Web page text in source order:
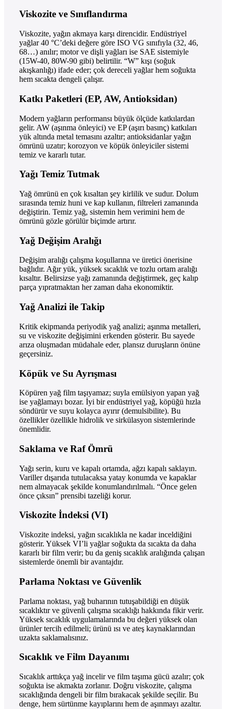
Viskozite ve Sınıflandırma
Viskozite, yağın akmaya karşı direncidir. Endüstriyel
yağlar 40 °C’deki değere göre ISO VG sınıfıyla (32, 46,
68…) anılır; motor ve dişli yağları ise SAE sistemiyle
(15W-40, 80W-90 gibi) belirtilir. “W” kışı (soğuk
akışkanlığı) ifade eder; çok dereceli yağlar hem soğukta
hem sıcakta dengeli çalışır.
Katkı Paketleri (EP, AW, Antioksidan)
Modern yağların performansı büyük ölçüde katkılardan
gelir. AW (aşınma önleyici) ve EP (aşırı basınç) katkıları
yük altında metal temasını azaltır; antioksidanlar yağın
ömrünü uzatır; korozyon ve köpük önleyiciler sistemi
temiz ve kararlı tutar.
Yağı Temiz Tutmak
Yağ ömrünü en çok kısaltan şey kirlilik ve sudur. Dolum
sırasında temiz huni ve kap kullanın, filtreleri zamanında
değiştirin. Temiz yağ, sistemin hem verimini hem de
ömrünü gözle görülür biçimde artırır.
Yağ Değişim Aralığı
Değişim aralığı çalışma koşullarına ve üretici önerisine
bağlıdır. Ağır yük, yüksek sıcaklık ve tozlu ortam aralığı
kısaltır. Belirsizse yağı zamanında değiştirmek, geç kalıp
parça yıpratmaktan her zaman daha ekonomiktir.
Yağ Analizi ile Takip
Kritik ekipmanda periyodik yağ analizi; aşınma metalleri,
su ve viskozite değişimini erkenden gösterir. Bu sayede
arıza oluşmadan müdahale eder, plansız duruşların önüne
geçersiniz.
Köpük ve Su Ayrışması
Köpüren yağ film taşıyamaz; suyla emülsiyon yapan yağ
ise yağlamayı bozar. İyi bir endüstriyel yağ, köpüğü hızla
söndürür ve suyu kolayca ayırır (demulsibilite). Bu
özellikler özellikle hidrolik ve sirkülasyon sistemlerinde
önemlidir.
Saklama ve Raf Ömrü
Yağı serin, kuru ve kapalı ortamda, ağzı kapalı saklayın.
Variller dışarıda tutulacaksa yatay konumda ve kapaklar
nem almayacak şekilde konumlandırılmalı. “Önce gelen
önce çıksın” prensibi tazeliği korur.
Viskozite İndeksi (VI)
Viskozite indeksi, yağın sıcaklıkla ne kadar inceldiğini
gösterir. Yüksek VI’li yağlar soğukta da sıcakta da daha
kararlı bir film verir; bu da geniş sıcaklık aralığında çalışan
sistemlerde önemli bir avantajdır.
Parlama Noktası ve Güvenlik
Parlama noktası, yağ buharının tutuşabildiği en düşük
sıcaklıktır ve güvenli çalışma sıcaklığı hakkında fikir verir.
Yüksek sıcaklık uygulamalarında bu değeri yüksek olan
ürünler tercih edilmeli; ürünü ısı ve ateş kaynaklarından
uzakta saklamalısınız.
Sıcaklık ve Film Dayanımı
Sıcaklık arttıkça yağ incelir ve film taşıma gücü azalır; çok
soğukta ise akmakta zorlanır. Doğru viskozite, çalışma
sıcaklığında dengeli bir film bırakacak şekilde seçilir. Bu
denge, hem sürtünme kayıplarını hem de aşınmayı azaltır.